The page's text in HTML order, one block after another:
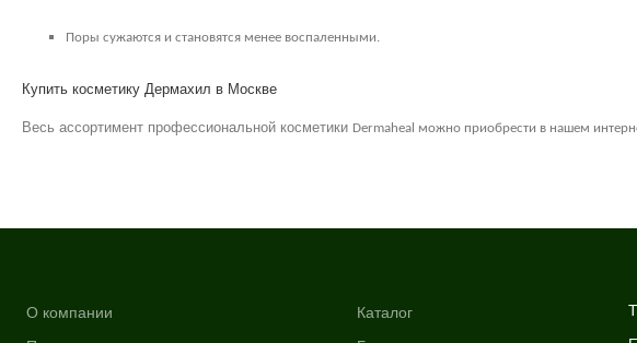
Поры сужаются и становятся менее воспаленными.
Купить косметику Дермахил в Москве
Весь ассортимент профессиональной косметики Dermaheal можно приобрести в нашем
О компании
Каталог